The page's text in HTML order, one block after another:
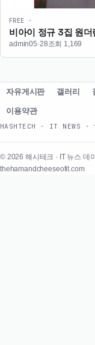
FREE ·
비아이 정규 3집 원
admin05·28조회 1,169
자유게시판 갤러리
이용약관
HASHTECH · IT NEWS
© 2026 해시테크 · IT 뉴스 데
thehamandcheeseofit.com